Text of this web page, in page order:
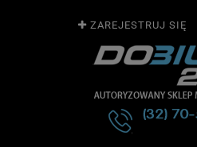
ZAREJESTRUJ SIĘ